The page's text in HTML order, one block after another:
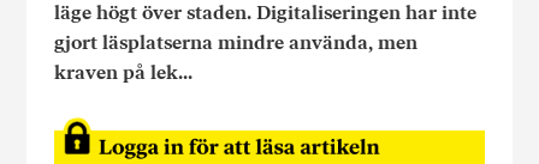
läge högt över staden. Digitaliseringen har inte
gjort läsplatserna mindre använda, men
kraven på lek...